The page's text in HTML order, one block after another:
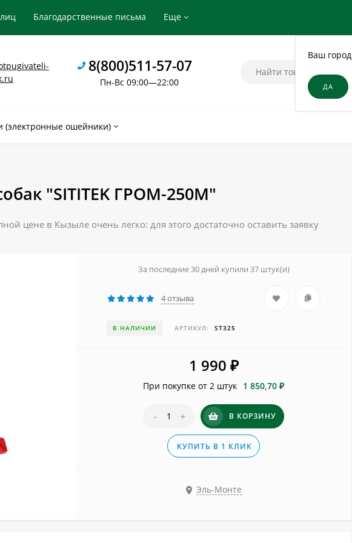
Ваш город
Благодарственные письма Еще
8(800)511-57-07
Пн-Вс 09:00—22:00
(электронные ошейники)
"SITITEK ГРОМ-250М"
цене в Кызыле очень легко: для этого достаточно оставить заявку
За последние 30 дней купили 37 штук(и)
4 отзыва
В НАЛИЧИИ АРТИКУЛ: ST325
1 990 ₽
При покупке от 2 штук 1 850,70 ₽
- + В КОРЗИНУ
КУПИТЬ В 1 КЛИК
Эль-Монте